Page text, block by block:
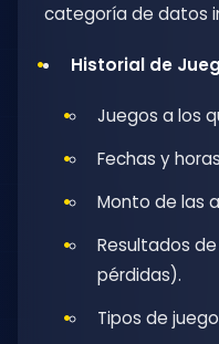
categoría de datos
Historial de
Juegos a los
Fechas y
Monto de las
Resultados
pérdidas).
Tipos de